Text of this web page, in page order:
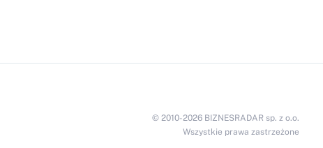
© 2010-2026 BIZNESRADAR sp. z o.o.
Wszystkie prawa zastrzeżone